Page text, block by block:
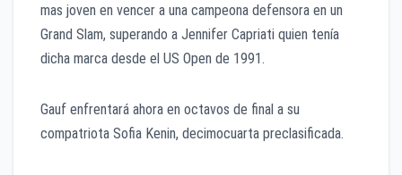
mas joven en vencer a una campeona defensora en un
Grand Slam, superando a Jennifer Capriati quien tenía
dicha marca desde el US Open de 1991.
Gauf enfrentará ahora en octavos de final a su
compatriota Sofia Kenin, decimocuarta preclasificada.